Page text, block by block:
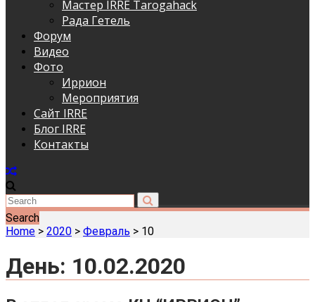
Мастер IRRE Tarogahack
Рада Гетель
Форум
Видео
Фото
Иррион
Мероприятия
Сайт IRRE
Блог IRRE
Контакты
Search
Home > 2020 > Февраль > 10
День: 10.02.2020